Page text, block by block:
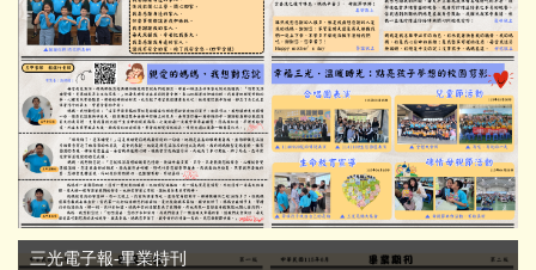
三光電子報-畢業特刊